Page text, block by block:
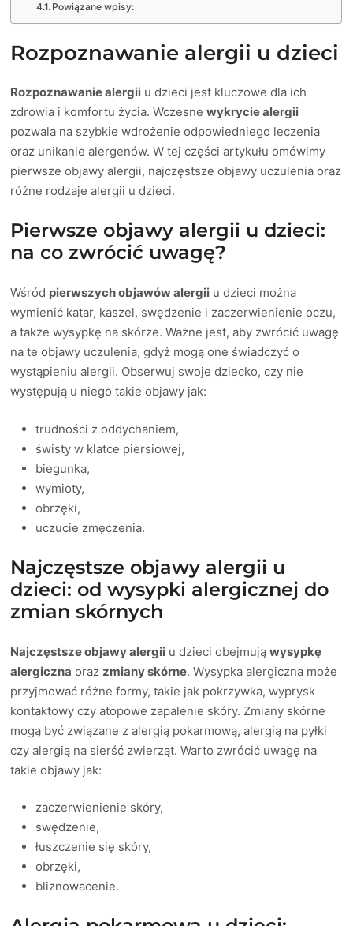
Powiązane wpisy:
Rozpoznawanie alergii u dzieci
Rozpoznawanie alergii u dzieci jest kluczowe dla ich
zdrowia i komfortu życia. Wczesnewykrycie alergii
pozwala na szybkie wdrożenie odpowiedniego leczenia
oraz unikanie alergenów. W tej części artykułu omówimy
pierwsze objawy alergii, najczęstsze objawy uczulenia oraz
różne rodzaje alergii u dzieci.
Pierwsze objawy alergii u dzieci:
na co zwrócić uwagę?
Wśród pierwszych objawów alergii u dzieci można
wymienić katar, kaszel, swędzenie i zaczerwienienie oczu,
a także wysypkę na skórze. Ważne jest, aby zwrócić uwagę
na te objawy uczulenia, gdyż mogą one świadczyć o
wystąpieniu alergii. Obserwuj swoje dziecko, czy nie
występują u niego takie objawy jak:
trudności z oddychaniem,
świsty w klatce piersiowej,
biegunka,
wymioty,
obrzęki,
uczucie zmęczenia.
Najczęstsze objawy alergii u
dzieci: od wysypki alergicznej do
zmian skórnych
Najczęstsze objawy alergii u dzieci obejmująwysypkę
alergiczna oraz zmiany skórne. Wysypka alergiczna może
przyjmować różne formy, takie jak pokrzywka, wyprysk
kontaktowy czy atopowe zapalenie skóry. Zmiany skórne
mogą być związane z alergią pokarmową, alergią na pyłki
czy alergią na sierść zwierząt. Warto zwrócić uwagę na
takie objawy jak:
zaczerwienienie skóry,
swędzenie,
łuszczenie się skóry,
obrzęki,
bliznowacenie.